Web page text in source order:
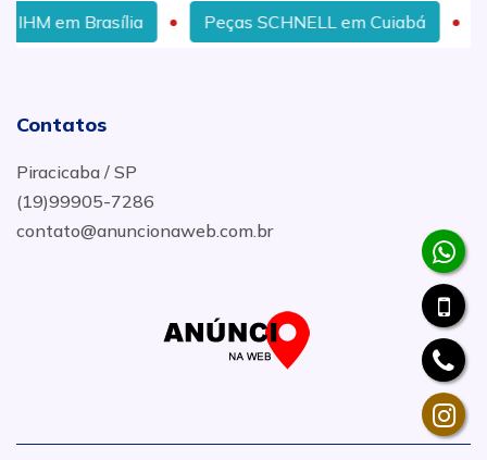
Peças SCHNELL em Cuiabá Manutenção
Contatos
Piracicaba / SP
(19)99905-7286
contato@anuncionaweb.com.br